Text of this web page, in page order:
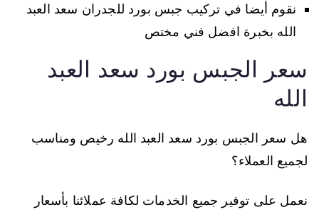
نقوم أيضا في تركيب جبس بورد للجدران سعد العبد
الله بخبرة افضل فني مختص
سعر الجبس بورد سعد العبد
الله
هل سعر الجبس بورد سعد العبد الله رخيص ومناسب
لجميع العملاء؟
نعمل على توفير جميع الخدمات لكافة عملائنا بأسعار